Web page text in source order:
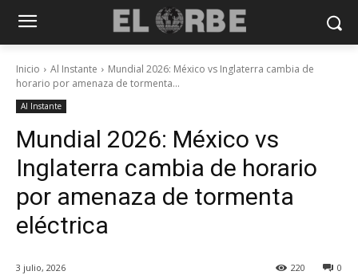
Inicio Al Instante
Mundial 2026: México vs Inglaterra cambia de
horario por amenaza de tormenta...
Al Instante
Mundial 2026: México vs
Inglaterra cambia de horario
por amenaza de tormenta
eléctrica
3 julio, 2026 0
220